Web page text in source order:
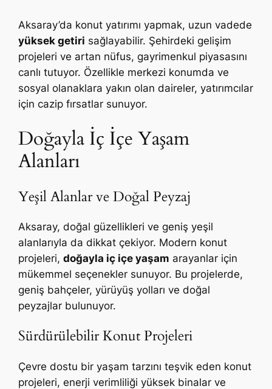
Aksaray’da konut yatırımı yapmak, uzun vadede
yüksek getiri sağlayabilir. Şehirdeki gelişim
projeleri ve artan nüfus, gayrimenkul piyasasını
canlı tutuyor. Özellikle merkezi konumda ve
sosyal olanaklara yakın olan daireler, yatırımcılar
için cazip fırsatlar sunuyor.
Doğayla İç İçe Yaşam
Alanları
Yeşil Alanlar ve Doğal Peyzaj
Aksaray, doğal güzellikleri ve geniş yeşil
alanlarıyla da dikkat çekiyor. Modern konut
projeleri,doğayla iç içe yaşam arayanlar için
mükemmel seçenekler sunuyor. Bu projelerde,
geniş bahçeler, yürüyüş yolları ve doğal
peyzajlar bulunuyor.
Sürdürülebilir Konut Projeleri
Çevre dostu bir yaşam tarzını teşvik eden konut
projeleri, enerji verimliliği yüksek binalar ve